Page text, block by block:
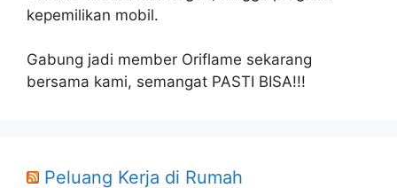
kepemilikan mobil.
Gabung jadi member Oriflame sekarang
bersama kami, semangat PASTI BISA!!!
Peluang Kerja di Rumah